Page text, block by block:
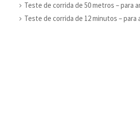
Teste de corrida de 50 metros – para
Teste de corrida de 12 minutos – para